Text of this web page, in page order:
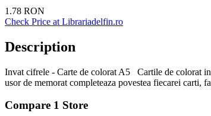
1.78 RON
Check Price at Librariadelfin.ro
Description
Invat cifrele - Carte de colorat A5 Cartile de colorat in
usor de memorat completeaza povestea fiecarei carti,
Compare 1 Store